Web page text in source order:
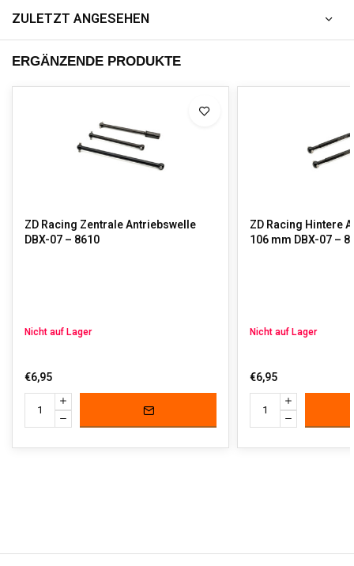
ZULETZT ANGESEHEN
ERGÄNZENDE PRODUKTE
ZD Racing Zentrale Antriebswelle
DBX-07 – 8610
Nicht auf Lager
€6,95
ZD Racing Hintere
106 mm DBX-07 –
Nicht auf Lager
€6,95